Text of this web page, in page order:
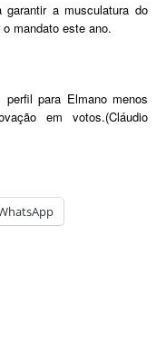
a musculatura do
mandato este ano.
para Elmano menos
em votos.(Cláudio